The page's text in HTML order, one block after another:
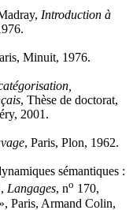
Introduction à
Minuit, 1976.
, Thèse de doctorat,
2001.
, Paris, Plon, 1962.
sémantiques :
Langages, no 170,
Paris, Armand Colin,